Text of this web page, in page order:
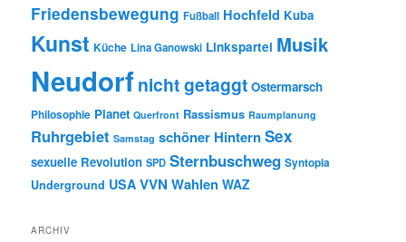
Friedensbewegung Fußball Hochfeld Kuba
Kunst Küche Lina Ganowski Linkspartei Musik
Neudorfnicht getaggt Ostermarsch
Philosophie Planet Querfront Rassismus Raumplanung
Ruhrgebiet Samstag schöner HinternSex
sexuelle Revolution SPD Sternbuschweg Syntopia
Underground USA VVN Wahlen WAZ
ARCHIV